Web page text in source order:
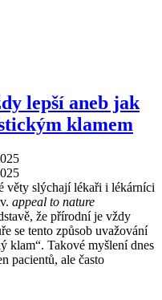
lepší aneb jak
klamem
věty slýchají lékaři i lékárníci
appeal to nature
že přírodní je vždy
se tento způsob uvažování
klam“. Takové myšlení dnes
pacientů, ale často